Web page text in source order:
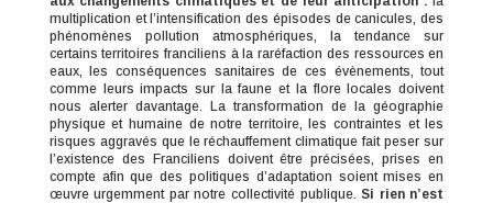
multiplication et l’intensification des épisodes de canicules, des
phénomènes pollution atmosphériques, la tendance sur
certains territoires franciliens à la raréfaction des ressources en
eaux, les conséquences sanitaires de ces évènements, tout
comme leurs impacts sur la faune et la flore locales doivent
nous alerter davantage. La transformation de la géographie
physique et humaine de notre territoire, les contraintes et les
risques aggravés que le réchauffement climatique fait peser sur
l’existence des Franciliens doivent être précisées, prises en
compte afin que des politiques d’adaptation soient mises en
œuvre urgemment par notre collectivité publique. Si rien n’est